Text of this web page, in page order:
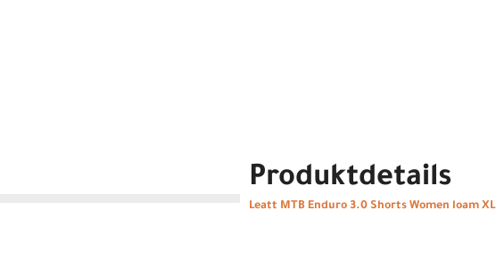
Produktdetails
Leatt MTB Enduro 3.0 Shorts Women loam XL